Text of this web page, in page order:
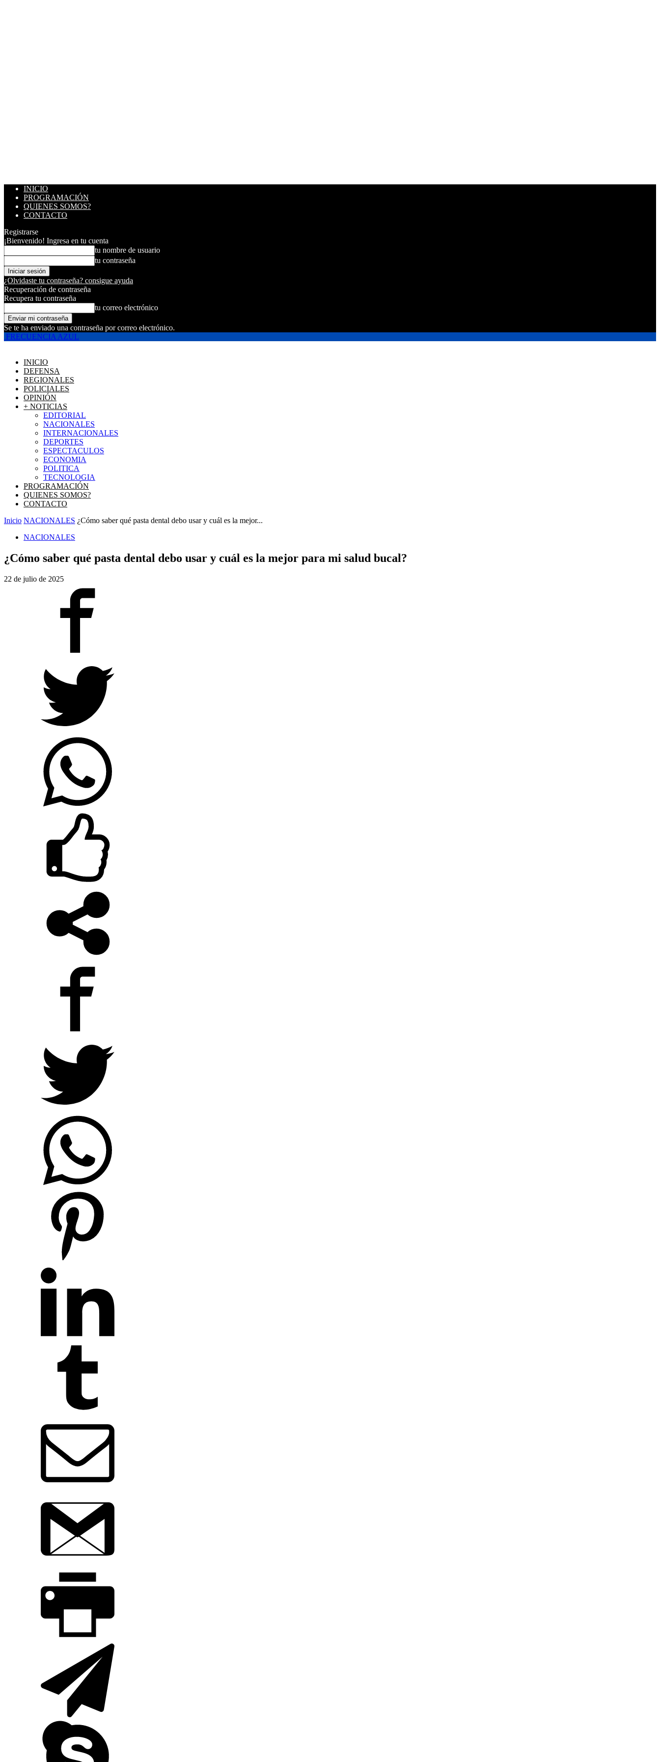
INICIO
PROGRAMACIÓN
QUIENES SOMOS?
CONTACTO
Registrarse
¡Bienvenido! Ingresa en tu cuenta
tu nombre de usuario
tu contraseña
¿Olvidaste tu contraseña? consigue ayuda
Recuperación de contraseña
Recupera tu contraseña
tu correo electrónico
Se te ha enviado una contraseña por correo electrónico.
FRECUENCIA AZUL
INICIO
DEFENSA
REGIONALES
POLICIALES
OPINIÓN
+ NOTICIAS
EDITORIAL
NACIONALES
INTERNACIONALES
DEPORTES
ESPECTACULOS
ECONOMIA
POLITICA
TECNOLOGIA
PROGRAMACIÓN
QUIENES SOMOS?
CONTACTO
Inicio NACIONALES ¿Cómo saber qué pasta dental debo usar y cuál es la mejor...
NACIONALES
¿Cómo saber qué pasta dental debo usar y cuál es la mejor para mi salud bucal?
22 de julio de 2025